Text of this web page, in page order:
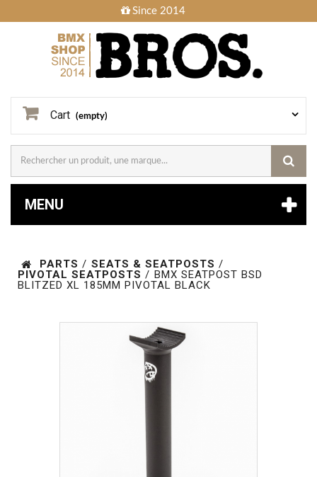
Since 2014
Cart (empty)
MENU
PARTS / SEATS & SEATPOSTS /
PIVOTAL SEATPOSTS / BMX SEATPOST BSD
BLITZED XL 185MM PIVOTAL BLACK